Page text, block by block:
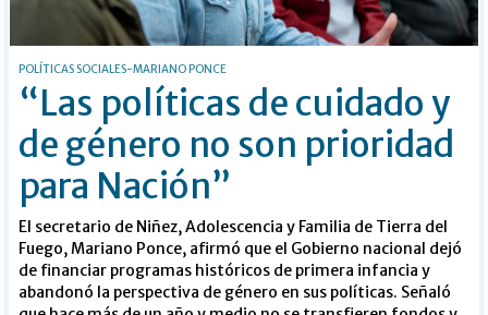
POLÍTICAS SOCIALES-MARIANO PONCE
“Las políticas de cuidado y
de género no son prioridad
para Nación”
El secretario de Niñez, Adolescencia y Familia de Tierra del
Fuego, Mariano Ponce, afirmó que el Gobierno nacional dejó
de financiar programas históricos de primera infancia y
abandonó la perspectiva de género en sus políticas. Señaló